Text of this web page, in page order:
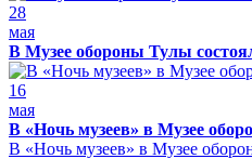
28
мая
В Музее обороны Тулы
16
мая
В «Ночь музеев» в Музее
В «Ночь музеев» в Музее